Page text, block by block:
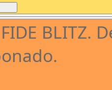
BLITZ.